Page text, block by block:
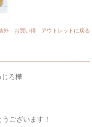
外 お買い得 アウトレットに戻る
ろ樺
ございます！